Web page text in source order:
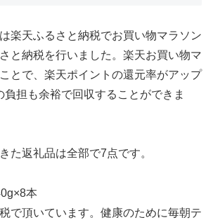
楽天ふるさと納税でお買い物マラソン
と納税を行いました。楽天お買い物マ
とで、楽天ポイントの還元率がアップ
負担も余裕で回収することができま
た返礼品は全部で7点です。
本
で頂いています。健康のために毎朝テ